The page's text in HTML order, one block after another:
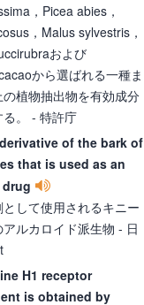
，Picea abies，
，Malus sylvestris，
および
から選ばれる一種ま
植物抽出物を有効成分
。
- 特許庁
of the bark of
that is used as an
して使用されるキニー
ルカロイド派生物 - 日
H1 receptor
is obtained by